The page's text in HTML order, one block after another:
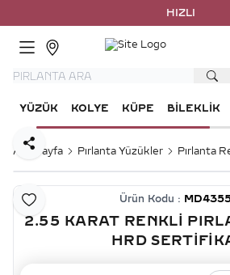
HIZLI KA
YÜZÜK KOLYE KÜPE BILEKLIK
Ana Sayfa Pırlanta Yüzükler Pırlanta
Favoriye Ekle
Paylaş
Ürün Kodu :
2.55 KARAT RENKLI
HRD